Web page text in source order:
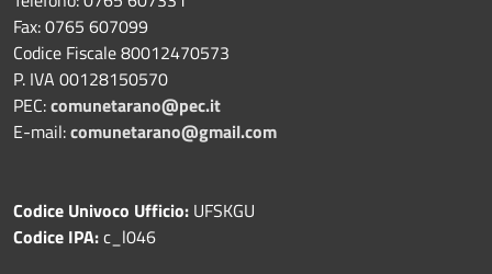
Fax: 0765 607099
Codice Fiscale 80012470573
P. IVA 00128150570
PEC:comunetarano@pec.it
E-mail:comunetarano@gmail.com
Codice Univoco Ufficio: UFSKGU
Codice IPA:c_l046